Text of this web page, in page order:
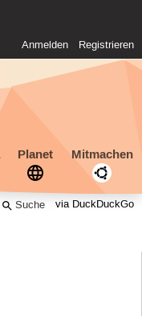
Anmelden Registrieren
Planet Mitmachen
via DuckDuckGo